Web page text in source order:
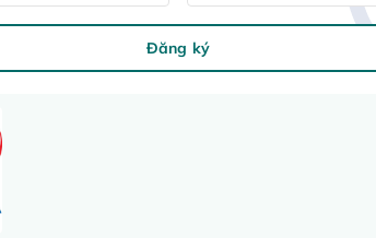
Đăng ký